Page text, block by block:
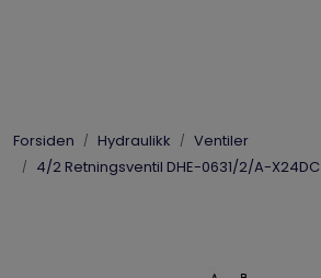
Forsiden Hydraulikk
Ventiler
4/2 Retningsventil DHE-0631/2/A-X24DC
Enerpac